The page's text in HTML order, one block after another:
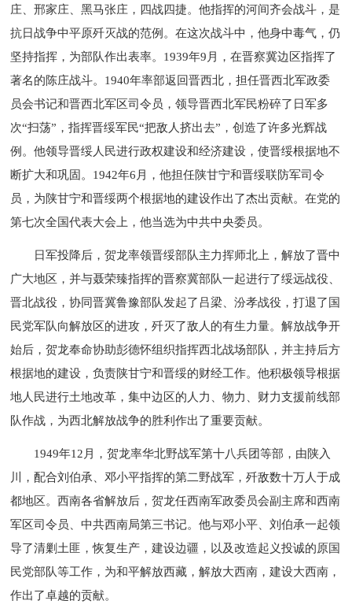
庄、邢家庄、黑马张庄，四战四捷。他指挥的河间齐会战斗，是
抗日战争中平原歼灭战的范例。在这次战斗中，他身中毒气，仍
坚持指挥，为部队作出表率。1939年9月，在晋察冀边区指挥了
著名的陈庄战斗。1940年率部返回晋西北，担任晋西北军政委
员会书记和晋西北军区司令员，领导晋西北军民粉碎了日军多
次“扫荡”，指挥晋绥军民“把敌人挤出去”，创造了许多光辉战
例。他领导晋绥人民进行政权建设和经济建设，使晋绥根据地不
断扩大和巩固。1942年6月，他担任陕甘宁和晋绥联防军司令
员，为陕甘宁和晋绥两个根据地的建设作出了杰出贡献。在党的
第七次全国代表大会上，他当选为中共中央委员。
日军投降后，贺龙率领晋绥部队主力挥师北上，解放了晋中
广大地区，并与聂荣臻指挥的晋察冀部队一起进行了绥远战役、
晋北战役，协同晋冀鲁豫部队发起了吕梁、汾孝战役，打退了国
民党军队向解放区的进攻，歼灭了敌人的有生力量。解放战争开
始后，贺龙奉命协助彭德怀组织指挥西北战场部队，并主持后方
根据地的建设，负责陕甘宁和晋绥的财经工作。他积极领导根据
地人民进行土地改革，集中边区的人力、物力、财力支援前线部
队作战，为西北解放战争的胜利作出了重要贡献。
1949年12月，贺龙率华北野战军第十八兵团等部，由陕入
川，配合刘伯承、邓小平指挥的第二野战军，歼敌数十万人于成
都地区。西南各省解放后，贺龙任西南军政委员会副主席和西南
军区司令员、中共西南局第三书记。他与邓小平、刘伯承一起领
导了清剿土匪，恢复生产，建设边疆，以及改造起义投诚的原国
民党部队等工作，为和平解放西藏，解放大西南，建设大西南，
作出了卓越的贡献。